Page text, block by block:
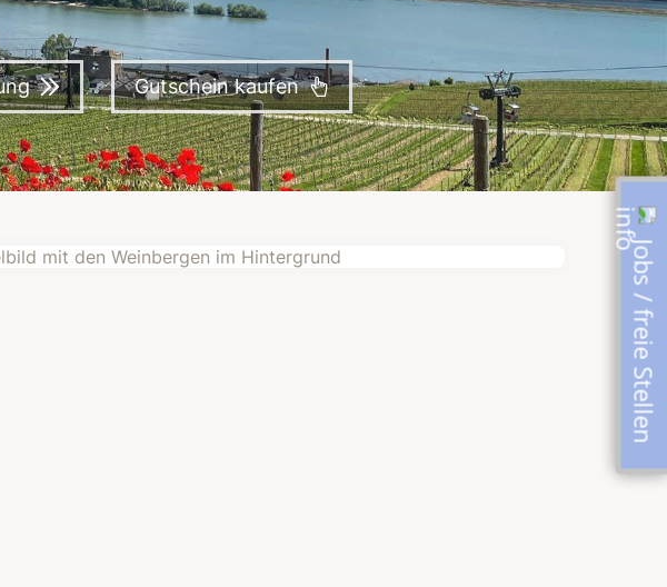
Gutschein kaufen
Jobs / freie Stellen